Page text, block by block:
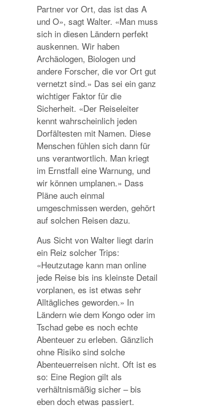
Partner vor Ort, das ist das A
und O», sagt Walter. «Man muss
sich in diesen Ländern perfekt
auskennen. Wir haben
Archäologen, Biologen und
andere Forscher, die vor Ort gut
vernetzt sind.» Das sei ein ganz
wichtiger Faktor für die
Sicherheit. «Der Reiseleiter
kennt wahrscheinlich jeden
Dorfältesten mit Namen. Diese
Menschen fühlen sich dann für
uns verantwortlich. Man kriegt
im Ernstfall eine Warnung, und
wir können umplanen.» Dass
Pläne auch einmal
umgeschmissen werden, gehört
auf solchen Reisen dazu.
Aus Sicht von Walter liegt darin
ein Reiz solcher Trips:
«Heutzutage kann man online
jede Reise bis ins kleinste Detail
vorplanen, es ist etwas sehr
Alltägliches geworden.» In
Ländern wie dem Kongo oder im
Tschad gebe es noch echte
Abenteuer zu erleben. Gänzlich
ohne Risiko sind solche
Abenteuerreisen nicht. Oft ist es
so: Eine Region gilt als
verhältnismäßig sicher – bis
eben doch etwas passiert.